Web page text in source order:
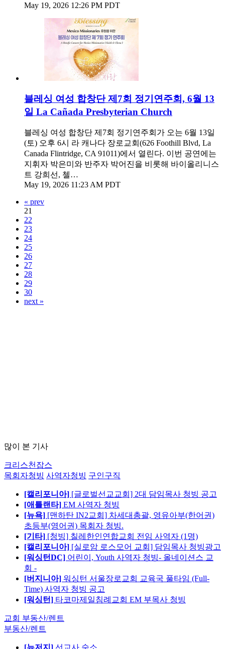
May 19, 2026 12:26 PM PDT
블레싱 여성 합창단 제7회 정기연주회, 6월 13
일 La Cañada Presbyterian Church
블레싱 여성 합창단 제7회 정기연주회가 오는 6월 13일
(토) 오후 6시 라 캐나다 장로교회(626 Foothill Blvd, La
Canada Flintridge, CA 91011)에서 열린다. 이번 공연에는
지휘자 박은미와 반주자 박어진을 비롯해 바이올리니스
트 강희선, 첼…
May 19, 2026 11:23 AM PDT
« prev
21
22
23
24
25
26
27
28
29
30
next »
많이 본 기사
크리스천잡스
목회자청빙 사역자청빙 구인구직
[캘리포니아] [글로벌선교교회] 2대 담임목사 청빙 공고
[애틀랜타] EM 사역자 청빙
[뉴욕] [맨하탄 IN2교회] 차세대총괄, 영유아부(한어권)
초등부(영어권) 목회자 청빙.
[기타] [청빙] 칠레한인연합교회 전임 사역자 (1명)
[캘리포니아] [실로암 로스모어 교회] 담임목사 청빙광고
[워싱턴DC] 어린이, Youth 사역자 청빙- 올네이션스 교
회 -
[버지니아] 워싱턴 서울장로교회 교육국 풀타임 (Full-
Time) 사역자 청빙 공고
[워싱턴] 타코마제일침례교회 EM 부목사 청빙
교회 부동산/렌트
부동산/렌트